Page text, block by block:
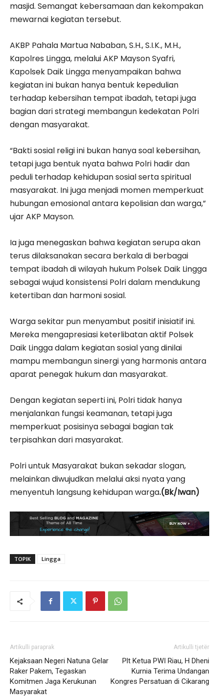
masjid. Semangat kebersamaan dan kekompakan
mewarnai kegiatan tersebut.
AKBP Pahala Martua Nababan, S.H., S.I.K., M.H.,
Kapolres Lingga, melalui AKP Mayson Syafri,
Kapolsek Daik Lingga menyampaikan bahwa
kegiatan ini bukan hanya bentuk kepedulian
terhadap kebersihan tempat ibadah, tetapi juga
bagian dari strategi membangun kedekatan Polri
dengan masyarakat.
“Bakti sosial religi ini bukan hanya soal kebersihan,
tetapi juga bentuk nyata bahwa Polri hadir dan
peduli terhadap kehidupan sosial serta spiritual
masyarakat. Ini juga menjadi momen memperkuat
hubungan emosional antara kepolisian dan warga,”
ujar AKP Mayson.
Ia juga menegaskan bahwa kegiatan serupa akan
terus dilaksanakan secara berkala di berbagai
tempat ibadah di wilayah hukum Polsek Daik Lingga
sebagai wujud konsistensi Polri dalam mendukung
ketertiban dan harmoni sosial.
Warga sekitar pun menyambut positif inisiatif ini.
Mereka mengapresiasi keterlibatan aktif Polsek
Daik Lingga dalam kegiatan sosial yang dinilai
mampu membangun sinergi yang harmonis antara
aparat penegak hukum dan masyarakat.
Dengan kegiatan seperti ini, Polri tidak hanya
menjalankan fungsi keamanan, tetapi juga
memperkuat posisinya sebagai bagian tak
terpisahkan dari masyarakat.
Polri untuk Masyarakat bukan sekadar slogan,
melainkan diwujudkan melalui aksi nyata yang
menyentuh langsung kehidupan warga.(Bk/Iwan)
TOPIK Lingga
Artikulli paraprak
Kejaksaan Negeri Natuna Gelar
Raker Pakem, Tegaskan
Komitmen Jaga Kerukunan
Masyarakat
Artikulli tjetër
Plt Ketua PWI Riau, H Dheni
Kurnia Terima Undangan
Kongres Persatuan di Cikarang